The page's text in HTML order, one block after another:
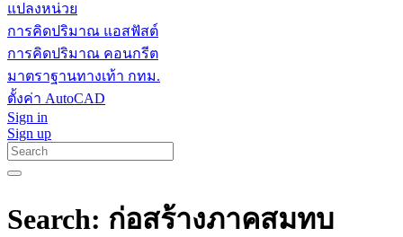
แปลงหน่วย
การคิดปริมาณ แอสฟัสต์
การคิดปริมาณ คอนกรีต
มาตราฐานทางเท้า กทม.
ตั้งค่า AutoCAD
Sign in
Sign up
Search: ก่อสร้างภาคสมทบ